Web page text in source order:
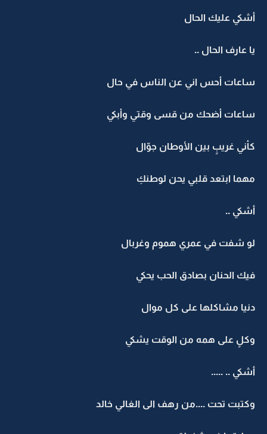
أشكي عليك الحال
يا عارف الحال ..
ساعات أحس اني عن الناس في حال
ساعات أضحك من قسى وقتي وأبكي
كأني غريبٍ بين الأوطان جوّال
مهما ابتعد قلبي يحن لوطنكِ
أشكي ..
لو شفت في عمري هموم وغربال
فيك الحنان بصادق الحب يحكي
دنيا مشاكلها على كل موال
وكلٍ على همه من الوقت يشكي
أشكي .. .....
وكتبت تحت ....من رهف الى الغالي خالد